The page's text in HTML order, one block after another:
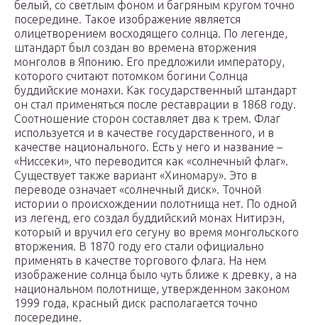
белый, со светлым фоном и багряным кругом точно
посередине. Такое изображение является
олицетворением восходящего солнца. По легенде,
штандарт был создан во времена вторжения
монголов в Японию. Его предложили императору,
которого считают потомком богини Солнца
буддийские монахи. Как государственный штандарт
он стал применяться после реставрации в 1868 году.
Соотношение сторон составляет два к трем. Флаг
используется и в качестве государственного, и в
качестве национального. Есть у него и название –
«Ниссеки», что переводится как «солнечный флаг».
Существует также вариант «Хиномару». Это в
переводе означает «солнечный диск». Точной
истории о происхождении полотнища нет. По одной
из легенд, его создал буддийский монах Нитирэн,
который и вручил его сегуну во время монгольского
вторжения. В 1870 году его стали официально
применять в качестве торгового флага. На нем
изображение солнца было чуть ближе к древку, а на
национальном полотнище, утвержденном законом
1999 года, красный диск располагается точно
посередине.